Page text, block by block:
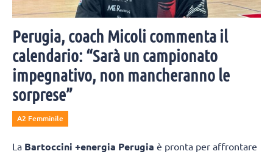
Perugia, coach Micoli commenta il
calendario: “Sarà un campionato
impegnativo, non mancheranno le
sorprese”
A2 Femminile
La Bartoccini +energia Perugia è pronta per affrontare